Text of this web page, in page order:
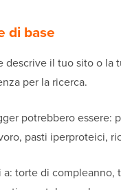
di base
il tuo sito o la
per la ricerca.
potrebbero essere:
pasti iperproteici,
torte di